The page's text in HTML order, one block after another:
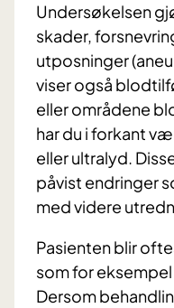
Undersøkelsen
skader,
utposninger
viser også
eller områdene
har du i forkant
eller ultralyd.
påvist endringer
med videre
Pasienten blir
som for
Dersom